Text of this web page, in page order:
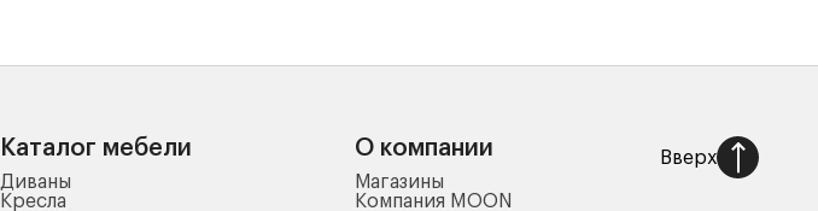
Каталог мебели
Диваны
Кресла
О компании
Магазины
Компания MOON
Вверх